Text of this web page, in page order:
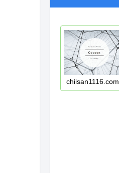
chiisan1116.com